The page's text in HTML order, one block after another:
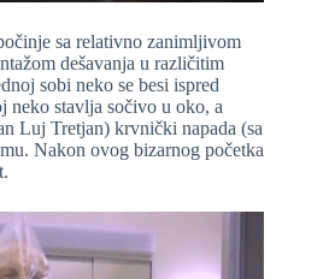
sa relativno zanimljivom
dešavanja u različitim
sobi neko se besi ispred
neko stavlja sočivo u oko, a
Luj Tretjan) krvnički napada (sa
Nakon ovog bizarnog početka